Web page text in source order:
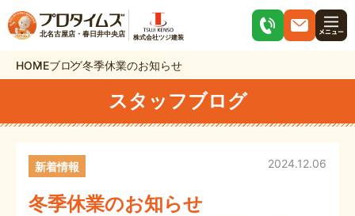
北名古屋店・春日井中央店 株式会社ツジ建装
HOMEブログ冬季休業のお知らせ
スタッフブログ
冬季休業のお知らせ
2024.12.06
新着情報